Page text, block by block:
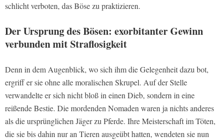
schlicht verboten, das Böse zu praktizieren.
Der Ursprung des Bösen: exorbitanter Gewinn
verbunden mit Straflosigkeit
Denn in dem Augenblick, wo sich ihm die Gelegenheit dazu bot,
ergriff er sie ohne alle moralischen Skrupel. Auf der Stelle
verwandelte er sich nicht bloß in einen Dieb, sondern in eine
reißende Bestie. Die mordenden Nomaden waren ja nichts anderes
als die ursprünglichen Jäger zu Pferde. Ihre Meisterschaft im Töten,
die sie bis dahin nur an Tieren ausgeübt hatten, wendeten sie nun